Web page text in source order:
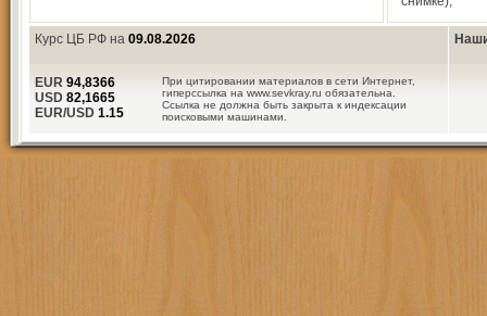
Курс ЦБ РФ на 09.08.2026
При цитировании материалов в сети Интернет,
гиперссылка на www.sevkray.ru обязательна.
Ссылка не должна быть закрыта к индексации
поисковыми машинами.
EUR 94,8366
USD 82,1665
EUR/USD 1.15